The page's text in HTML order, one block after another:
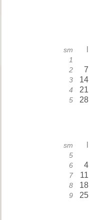
sm
1
2 7
3 14
4 21
5 28
sm
5
6 4
7 11
8 18
9 25